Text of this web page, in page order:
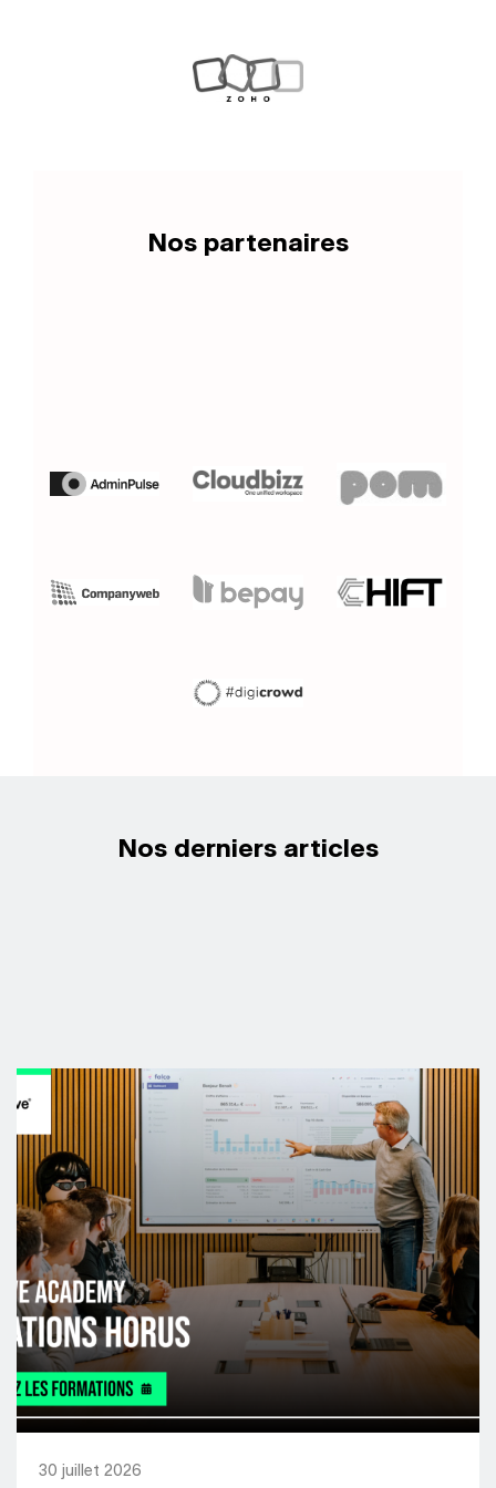
Nos partenaires
Nos derniers articles
30 juillet 2026